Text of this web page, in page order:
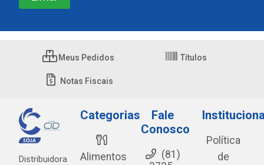
Meus Pedidos Títulos
Notas Fiscais
Distribuidora
Categorias
Alimentos
Fale
Conosco
(81)
Política
de